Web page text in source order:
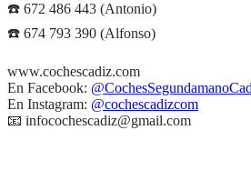
☎️ 672 486 443 (Antonio)
☎️ 674 793 390 (Alfonso)
www.cochescadiz.com
En Facebook:
En Instagram: @cochescadizcom
📧 infocochescadiz@gmail.com